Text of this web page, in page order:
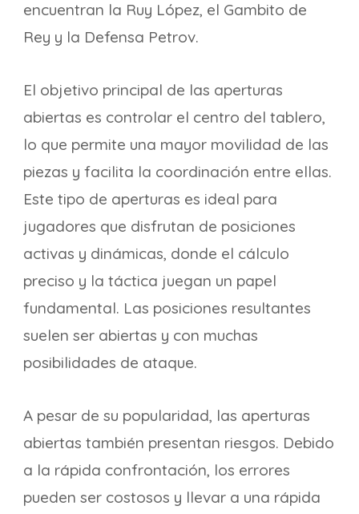
encuentran la Ruy López, el Gambito de
Rey y la Defensa Petrov.
El objetivo principal de las aperturas
abiertas es controlar el centro del tablero,
lo que permite una mayor movilidad de las
piezas y facilita la coordinación entre ellas.
Este tipo de aperturas es ideal para
jugadores que disfrutan de posiciones
activas y dinámicas, donde el cálculo
preciso y la táctica juegan un papel
fundamental. Las posiciones resultantes
suelen ser abiertas y con muchas
posibilidades de ataque.
A pesar de su popularidad, las aperturas
abiertas también presentan riesgos. Debido
a la rápida confrontación, los errores
pueden ser costosos y llevar a una rápida